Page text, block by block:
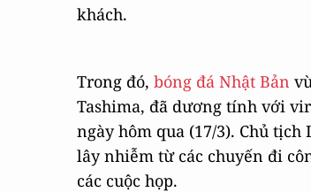
khách.
Trong đó, bóng đá Nhật Bản
Tashima, đã dương tính với
ngày hôm qua (17/3). Chủ
lây nhiễm từ các chuyến đi
các cuộc họp.